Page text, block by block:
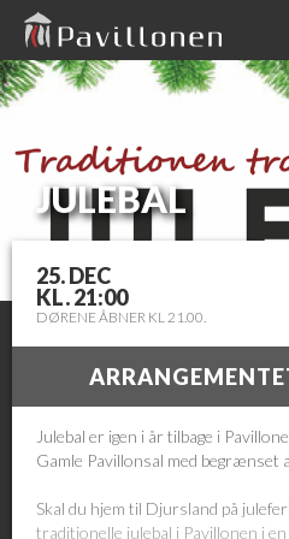
JULEBAL
25. DEC
KL. 21:00
DØRENE ÅBNER KL 21.00.
Julebal er igen i år tilbage i
Gamle Pavillonsal med begrænset
Skal du hjem til Djursland på
traditionelle julebal i Pavillonen i en